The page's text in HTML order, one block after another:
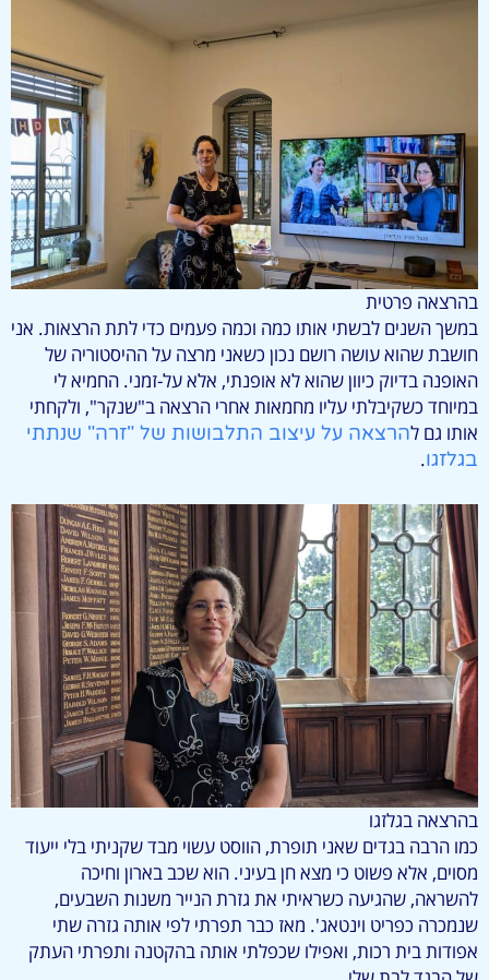
בהרצאה פרטית
במשך השנים לבשתי אותו כמה וכמה פעמים כדי לתת הרצאות. אני
חושבת שהוא עושה רושם נכון כשאני מרצה על ההיסטוריה של
האופנה בדיוק כיוון שהוא לא אופנתי, אלא על-זמני. החמיא לי
במיוחד כשקיבלתי עליו מחמאות אחרי הרצאה ב"שנקר", ולקחתי
אותו גם להרצאה על עיצוב התלבושות של "זרה" שנתתי
בגלזגו.
בהרצאה בגלזגו
כמו הרבה בגדים שאני תופרת, הווסט עשוי מבד שקניתי בלי ייעוד
מסוים, אלא פשוט כי מצא חן בעיני. הוא שכב בארון וחיכה
להשראה, שהגיעה כשראיתי את גזרת הנייר משנות השבעים,
שנמכרה כפריט וינטאג'. מאז כבר תפרתי לפי אותה גזרה שתי
אפודות בית רכות, ואפילו שכפלתי אותה בהקטנה ותפרתי העתק